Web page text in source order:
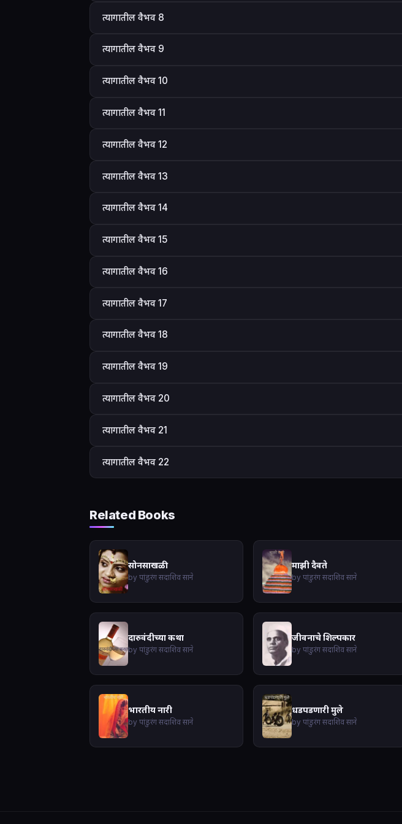
त्यागातील वैभव 8
त्यागातील वैभव 9
त्यागातील वैभव 10
त्यागातील वैभव 11
त्यागातील वैभव 12
त्यागातील वैभव 13
त्यागातील वैभव 14
त्यागातील वैभव 15
त्यागातील वैभव 16
त्यागातील वैभव 17
त्यागातील वैभव 18
त्यागातील वैभव 19
त्यागातील वैभव 20
त्यागातील वैभव 21
त्यागातील वैभव 22
Related Books
सोनसाखळी
by पांडुरंग सदाशिव साने
माझी दैवते
by पांडुरंग सदाशिव साने
दारुवंदीच्या कथा
by पांडुरंग सदाशिव साने
जीवनाचे शिल्पकार
by पांडुरंग सदाशिव साने
भारतीय नारी
by पांडुरंग सदाशिव साने
धडपडणारी मुले
by पांडुरंग सदाशिव साने